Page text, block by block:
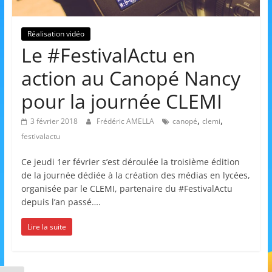
l'Animation
–
Stiring-
Wendel
L
Réalisation vidéo
Le #FestivalActu en
action au Canopé Nancy
pour la journée CLEMI
3 février 2018 Frédéric AMELLA canopé, clemi,
festivalactu
Ce jeudi 1er février s’est déroulée la troisième édition
de la journée dédiée à la création des médias en lycées,
organisée par le CLEMI, partenaire du #FestivalActu
depuis l’an passé….
Lire la suite